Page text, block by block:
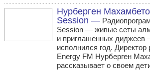
Нурберген
Session —
Session — живые сеты
и приглашенных диджеев
исполнился год. Директор
Energy FM Нурберген
рассказывает о своем